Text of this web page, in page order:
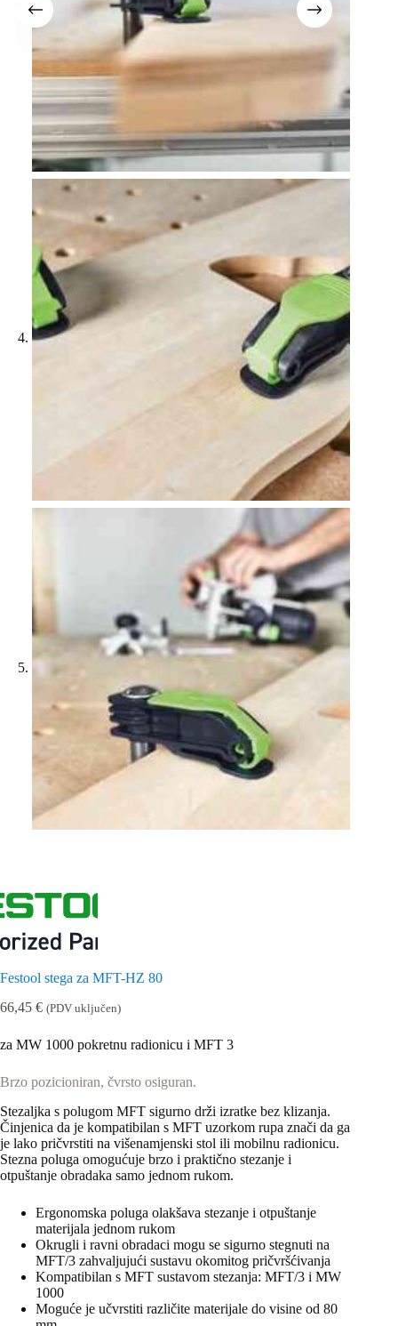
Festool stega za MFT-HZ 80
66,45 € (PDV uključen)
za MW 1000 pokretnu radionicu i MFT 3
Brzo pozicioniran, čvrsto osiguran.
Stezaljka s polugom MFT sigurno drži izratke bez klizanja.
Činjenica da je kompatibilan s MFT uzorkom rupa znači da ga
je lako pričvrstiti na višenamjenski stol ili mobilnu radionicu.
Stezna poluga omogućuje brzo i praktično stezanje i
otpuštanje obradaka samo jednom rukom.
Ergonomska poluga olakšava stezanje i otpuštanje
materijala jednom rukom
Okrugli i ravni obradaci mogu se sigurno stegnuti na
MFT/3 zahvaljujući sustavu okomitog pričvršćivanja
Kompatibilan s MFT sustavom stezanja: MFT/3 i MW
1000
Moguće je učvrstiti različite materijale do visine od 80